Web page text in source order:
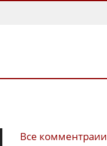
Все комментраии